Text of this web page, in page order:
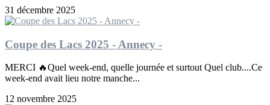
31 décembre 2025
Coupe des Lacs 2025 - Annecy -
MERCI 🔥Quel week-end, quelle journée et surtout Quel club....Ce
week-end avait lieu notre manche...
12 novembre 2025